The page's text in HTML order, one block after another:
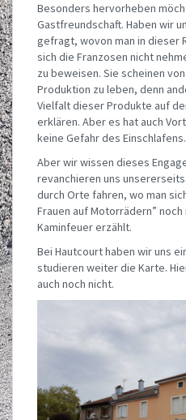
Besonders hervorheben
Gastfreundschaft. Haben wir
gefragt, wovon man in dieser
sich die Franzosen nicht
zu beweisen. Sie scheinen
Produktion zu leben, denn
Vielfalt dieser Produkte auf
erklären. Aber es hat auch
keine Gefahr des Einschlafens.
Aber wir wissen dieses
revanchieren uns
durch Orte fahren, wo man
Frauen auf Motorrädern”
Kaminfeuer erzählt.
Bei Hautcourt haben wir uns
studieren weiter die Karte.
auch noch nicht.